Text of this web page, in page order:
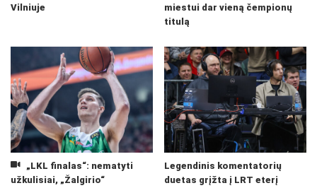
Vilniuje
miestui dar vieną čempionų
titulą
„LKL finalas“: nematyti
užkulisiai, „Žalgirio“
Legendinis komentatorių
duetas grįžta į LRT eterį